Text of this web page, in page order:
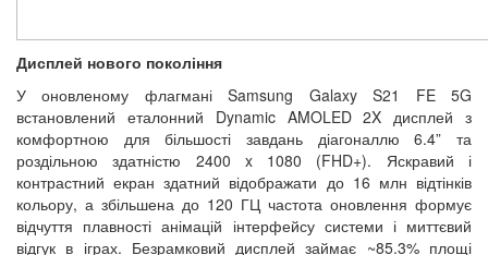
Дисплей нового покоління
У оновленому флагмані Samsung Galaxy S21 FE 5G
встановлений еталонний Dynamic AMOLED 2X дисплей з
комфортною для більшості завдань діагоналлю 6.4” та
роздільною здатністю 2400 x 1080 (FHD+). Яскравий і
контрастний екран здатний відображати до 16 млн відтінків
кольору, а збільшена до 120 ГЦ частота оновлення формує
відчуття плавності анімацій інтерфейсу системи і миттєвий
відгук в іграх. Безрамковий дисплей займає ~85.3% площі